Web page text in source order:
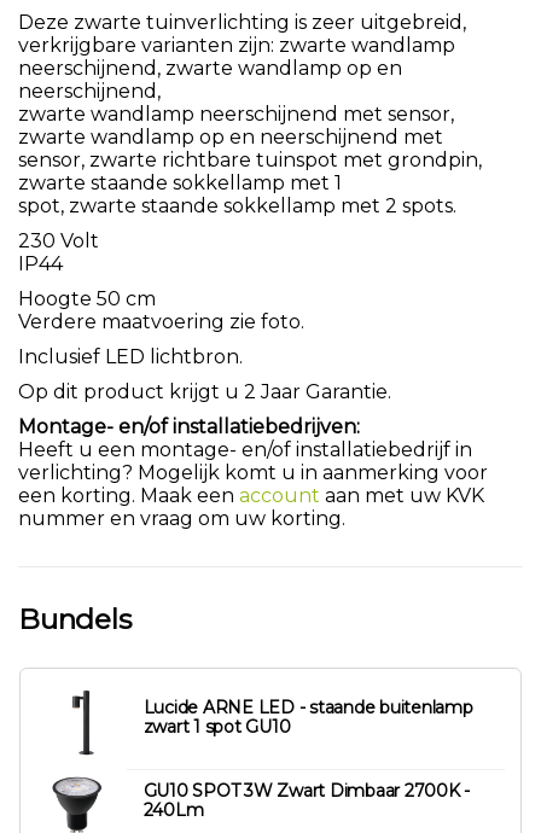
Deze zwarte tuinverlichting is zeer uitgebreid,
verkrijgbare varianten zijn: zwarte wandlamp
neerschijnend, zwarte wandlamp op en
neerschijnend,
zwarte wandlamp neerschijnend met sensor,
zwarte wandlamp op en neerschijnend met
sensor, zwarte richtbare tuinspot met grondpin,
zwarte staande sokkellamp met 1
spot, zwarte staande sokkellamp met 2 spots.
230 Volt
IP44
Hoogte 50 cm
Verdere maatvoering zie foto.
Inclusief LED lichtbron.
Op dit product krijgt u 2 Jaar Garantie.
Montage- en/of installatiebedrijven:
Heeft u een montage- en/of installatiebedrijf in
verlichting? Mogelijk komt u in aanmerking voor
een korting. Maak een account aan met uw KVK
nummer en vraag om uw korting.
Bundels
Lucide ARNE LED - staande buitenlamp
zwart 1 spot GU10
GU10 SPOT 3W Zwart Dimbaar 2700K -
240Lm